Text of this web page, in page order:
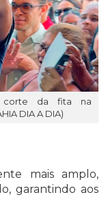
corte da fita na
DIA A DIA)
mais amplo,
garantindo aos